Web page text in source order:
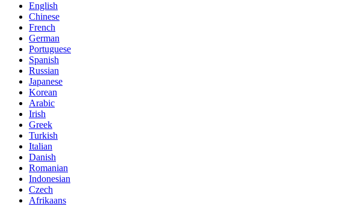
English
Chinese
French
German
Portuguese
Spanish
Russian
Japanese
Korean
Arabic
Irish
Greek
Turkish
Italian
Danish
Romanian
Indonesian
Czech
Afrikaans